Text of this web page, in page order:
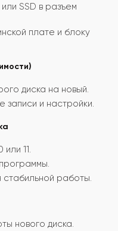
SSD в разъем
плате и блоку
диска на новый.
и настройки.
11.
работы.
нового диска.